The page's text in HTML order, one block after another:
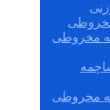
مخروطی
مخروطی